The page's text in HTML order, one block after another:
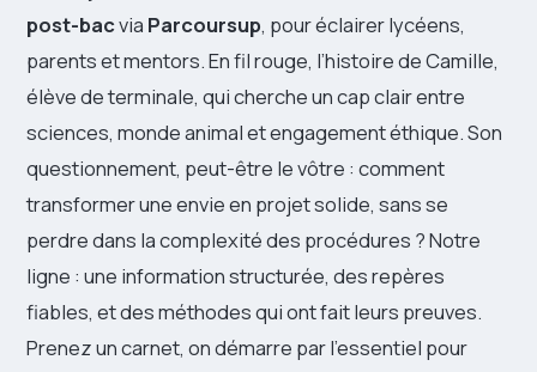
post-bacvia Parcoursup, pour éclairer lycéens,
parents et mentors. En fil rouge, l’histoire de Camille,
élève de terminale, qui cherche un cap clair entre
sciences, monde animal et engagement éthique. Son
questionnement, peut-être le vôtre : comment
transformer une envie en projet solide, sans se
perdre dans la complexité des procédures ? Notre
ligne : une information structurée, des repères
fiables, et des méthodes qui ont fait leurs preuves.
Prenez un carnet, on démarre par l’essentiel pour